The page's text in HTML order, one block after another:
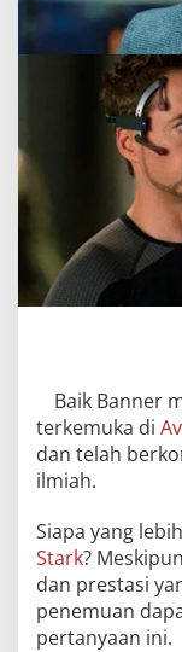
Baik Banner
terkemuka di
dan telah
ilmiah.
Siapa yang
Stark?
dan prestasi
penemuan
pertanyaan ini.